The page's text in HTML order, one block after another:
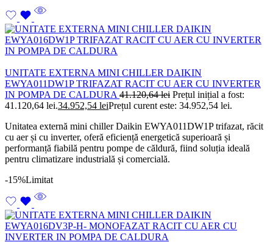
UNITATE EXTERNA MINI CHILLER DAIKIN
EWYA011DW1P TRIFAZAT RACIT CU AER CU INVERTER
IN POMPA DE CALDURA41.120,64lei Prețul inițial a fost:
41.120,64 lei.34.952,54 leiPrețul curent este: 34.952,54 lei.
Unitatea externă mini chiller Daikin EWYA011DW1P trifazat, răcit
cu aer și cu inverter, oferă eficiență energetică superioară și
performanță fiabilă pentru pompe de căldură, fiind soluția ideală
pentru climatizare industrială și comercială.
-15%Limitat